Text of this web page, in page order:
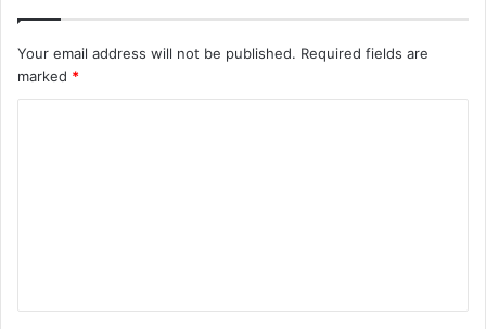
Your email address will not be published. Required fields are
marked *
t